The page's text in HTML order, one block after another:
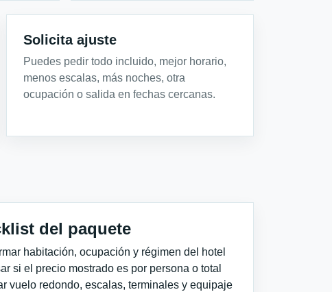
Solicita ajuste
Puedes pedir todo incluido, mejor horario,
menos escalas, más noches, otra
ocupación o salida en fechas cercanas.
del paquete
habitación, ocupación y régimen del hotel
si el precio mostrado es por persona o total
vuelo redondo, escalas, terminales y equipaje